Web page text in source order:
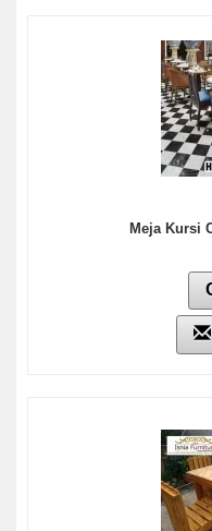
Meja Kursi